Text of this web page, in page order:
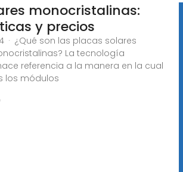
monocristalinas:
y precios
· ¿Qué son las placas solares
La tecnología
referencia a la manera en la cual
los módulos